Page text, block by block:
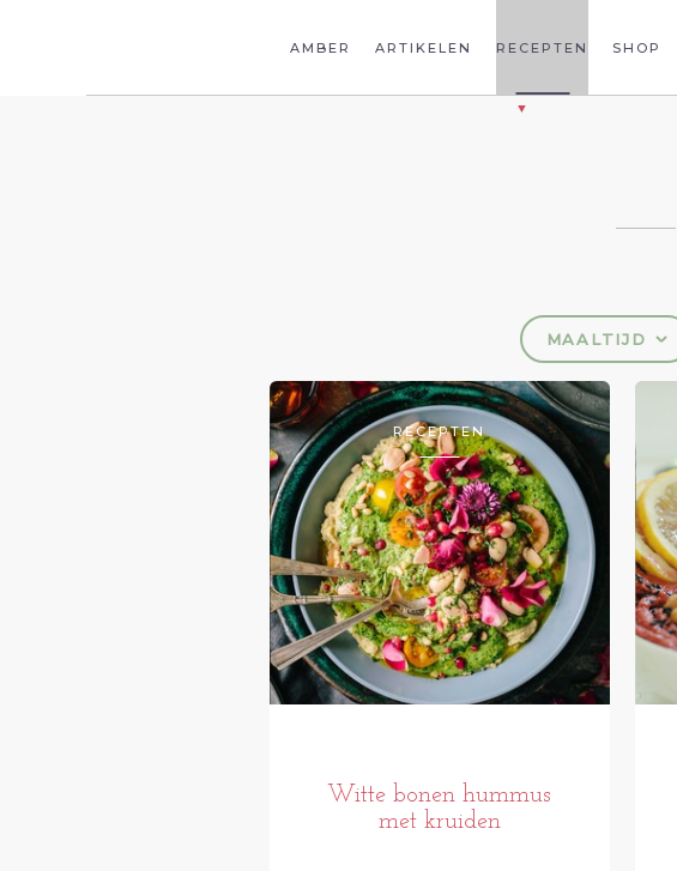
AMBER ARTIKELEN RECEPTEN SHOP
MAALTIJD
RECEPTEN
Witte bonen hummus
met kruiden